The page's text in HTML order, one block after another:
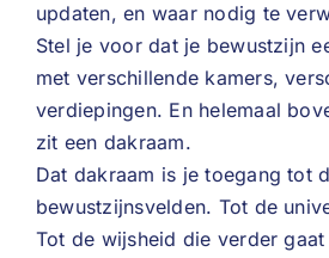
updaten, en waar nodig te
Stel je voor dat je bewustzijn
met verschillende kamers,
verdiepingen. En helemaal
zit een dakraam.
Dat dakraam is je toegang tot
bewustzijnsvelden. Tot de
Tot de wijsheid die verder